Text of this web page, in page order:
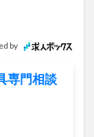
by
専門相談